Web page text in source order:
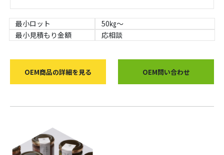
最小ロット
50㎏～
最小見積もり金額
応相談
OEM商品の詳細を見る OEM問い合わせ